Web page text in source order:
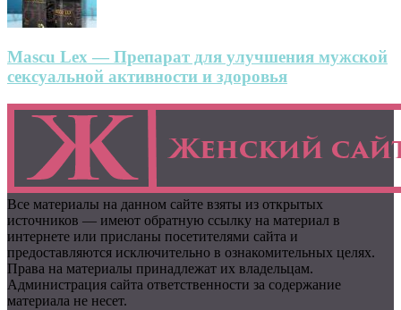
Mascu Lex — Препарат для улучшения мужской
сексуальной активности и здоровья
Все материалы на данном сайте взяты из открытых
источников — имеют обратную ссылку на материал в
интернете или присланы посетителями сайта и
предоставляются исключительно в ознакомительных целях.
Права на материалы принадлежат их владельцам.
Администрация сайта ответственности за содержание
материала не несет.